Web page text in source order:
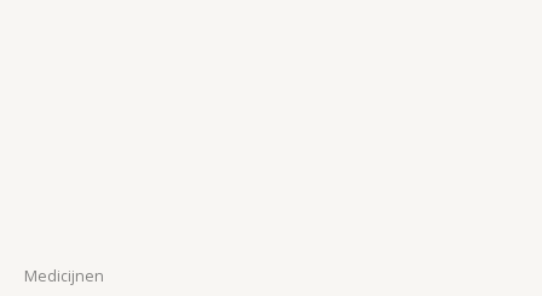
Medicijnen